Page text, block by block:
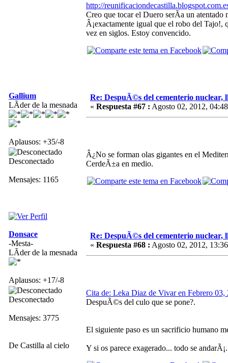
http://
Creo que tocar el Duero serÃ­a un
Â¡exactamente igual que el robo del Tajo!,
vez en siglos. Estoy convencido.
Gallium
LÃ­der de la mesnada
Aplausos: +35/-8
Desconectado
Mensajes: 1165
Re: DespuÃ©s del cementerio nuclear,
« Respuesta #67 : Agosto 02, 2012,
Â¿No se forman olas gigantes en el
CerdeÃ±a en medio.
Donsace
-Mesta-
LÃ­der de la mesnada
Aplausos: +17/-8
Desconectado
Mensajes: 3775
De Castilla al cielo
Re: DespuÃ©s del cementerio nuclear,
« Respuesta #68 : Agosto 02, 2012,
Cita de: Leka Diaz de Vivar en Febrero 03,
DespuÃ©s del culo que se pone?.
El siguiente paso es un sacrificio humano
Y si os parece exagerado... todo se andarÃ¡.